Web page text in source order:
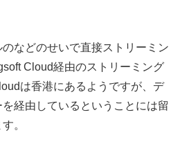
などのせいで直接ストリーミン
Cloud経由のストリーミング
は香港にあるようですが、デ
経由しているということには留
。